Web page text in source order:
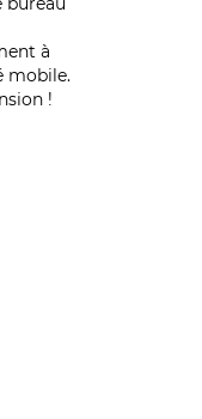
à
mobile.
!